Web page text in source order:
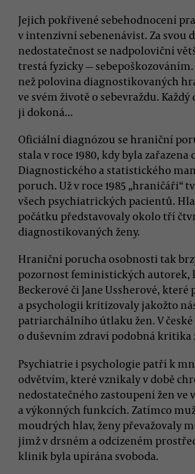
Jejich pokřivené sebehodnocení
v intenzivní sebenenávist. Za svou
nedostatečnost se nadpoloviční
trestá fyzicky — sebepoškozováním.
než polovina diagnostikovaných
ve svém životě o sebevraždu.
ji dokoná...
Oficiální diagnózou se hraniční
stala v roce 1980, kdy byla
Diagnostického a statistického
poruch. Už v roce 1985 „hraničáři“
všech psychiatrických pacientů.
počátku představovaly okolo tří
diagnostikovaných ženy.
Hraniční porucha osobnosti tak
pozornost feministických autorek,
Beckerové či Jane Ussherové,
a psychologii kritizovaly jakožto
patriarchálního útlaku žen. V
o duševním zdraví podobná kritika
Psychiatrie i psychologie patří k
odvětvím, které vznikaly v době
nedostatečného zastoupení žen ve
a výkonných funkcích. Zatímco
moudrých hlav, ženy převažovaly
jimž v drsném a odcizeném
klinik byla upírána svoboda.